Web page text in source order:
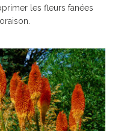
les fleurs fanées